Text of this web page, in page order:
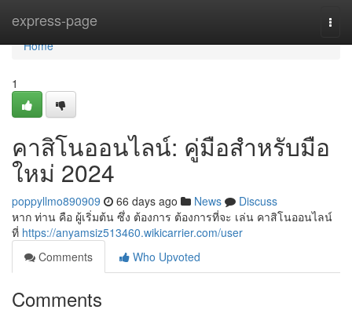
express-page
Home
Home
1
คาสิโนออนไลน์: คู่มือสำหรับมือ
ใหม่ 2024
poppyllmo890909 66 days ago News
Discuss
หาก ท่าน คือ ผู้เริ่มต้น ซึ่ง ต้องการ ต้องการที่จะ เล่น คาสิโนออนไลน์
ที่ https://anyamsiz513460.wikicarrier.com/user
Comments
Who Upvoted
Comments